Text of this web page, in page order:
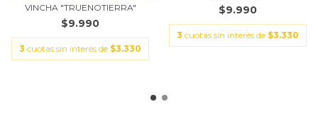
VINCHA "TRUENOTIERRA"
$9.990
3 cuotas sin interés de $3.330
$9.990
3 cuotas sin interés de $3.330